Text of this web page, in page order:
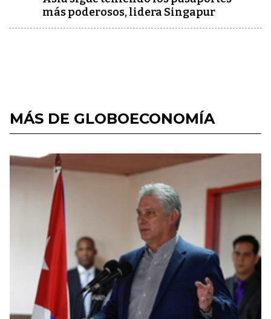
más poderosos, lidera Singapur
MÁS DE GLOBOECONOMÍA